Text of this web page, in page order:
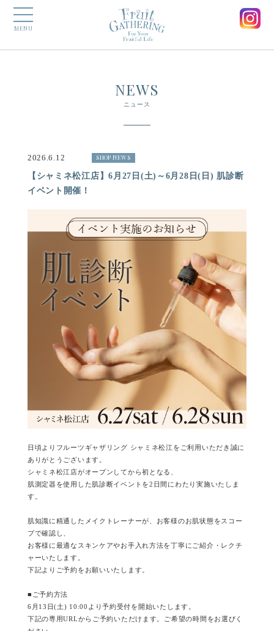
MENU
NEWS
ニュース
2026.6.12 SHOP NEWS
【シャミネ松江店】6月27日(土)～6月28日(日) 肌診断
イベント開催！
日頃よりフルーツギャザリング シャミネ松江をご利用いただき誠に
ありがとうございます。
シャミネ松江店がオープンしてから初となる、
肌測定器を使用した肌診断イベントを2日間にわたり実施いたしま
す。
肌知識に精通したメイクトレーナーが、お客様のお肌状態をスコー
プで確認し、
お客様に最適なスキンケアやお手入れ方法を丁寧にご紹介・レクチ
ャーいたします。
下記よりご予約をお願いいたします。
■ご予約方法
6月13日(土) 10:00より予約受付を開始いたします。
下記の専用URLからご予約いただけます。ご希望の時間をお選びく